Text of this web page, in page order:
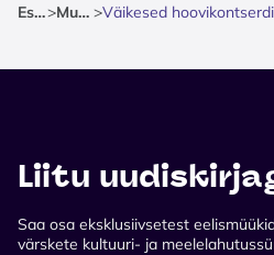
Esileht> Muusika >
Liitu
Saa osa eksklusiivsetest
värskete kultuuri- ja